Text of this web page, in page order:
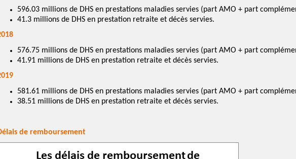
596.03 millions de DHS en prestations maladies servies (part AMO + part
41.3 millions de DHS en prestation retraite et décès servies.
576.75 millions de DHS en prestations maladies servies (part AMO + part
41.91 millions de DHS en prestation retraite et décès servies.
581.61 millions de DHS en prestations maladies servies (part AMO + part
38.51 millions de DHS en prestation retraite et décès servies.
de remboursement